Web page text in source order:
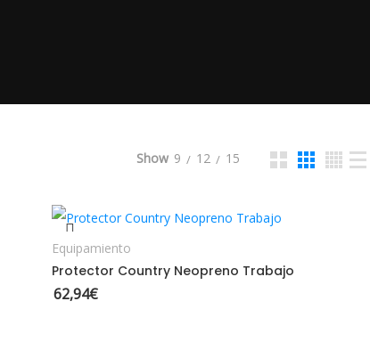
Show 9 12 15
Equipamiento
Protector Country Neopreno Trabajo
62,94€